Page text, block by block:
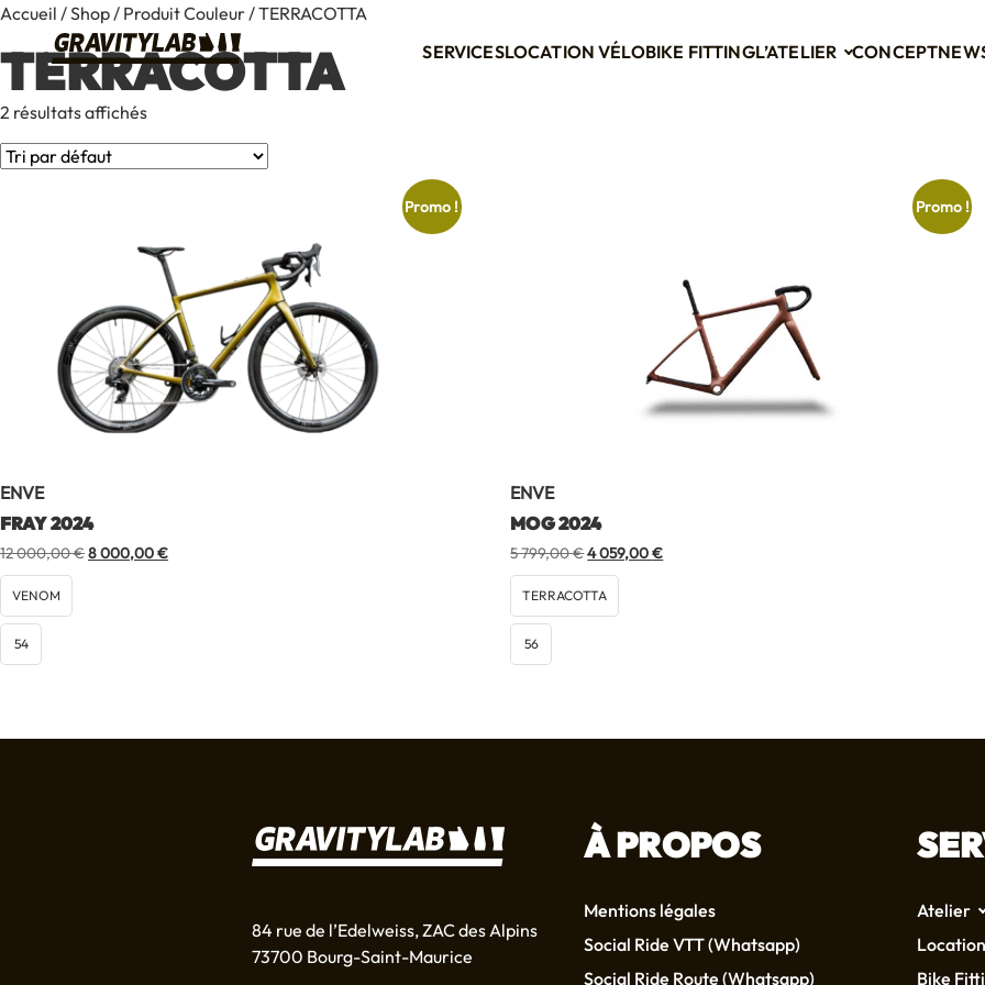
SERVICESLOCATION VÉLOBIKE FITTINGL’ATELIER CONCEPT
Accueil /Shop/ Produit Couleur / TERRACOTTA
TERRACOTTA
2 résultats affichés
Promo !
ENVE
FRAY 2024
12 000,00€Le
8 000,00€Le
VENOM
54
Promo !
ENVE
MOG 2024
5 799,00€Le
prix
initial
était :
4 059,00€Le
TERRACOTTA
56
84 rue de l’Edelweiss, ZAC des Alpins
73700 Bourg-Saint-Maurice
À PROPOS
Mentions légales
Social Ride VTT (Whatsapp)
Social Ride Route (Whatsapp)
Atelier
Bike